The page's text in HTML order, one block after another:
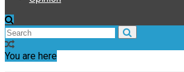
You are here